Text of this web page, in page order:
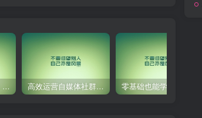
网上兼职平台推荐：国外网赚任务！ 高效运营自媒体社群，让内容更有价值！